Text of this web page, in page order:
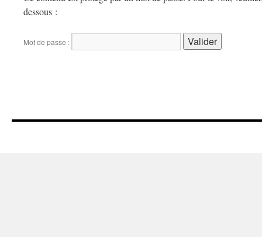
dessous :
Mot de passe :